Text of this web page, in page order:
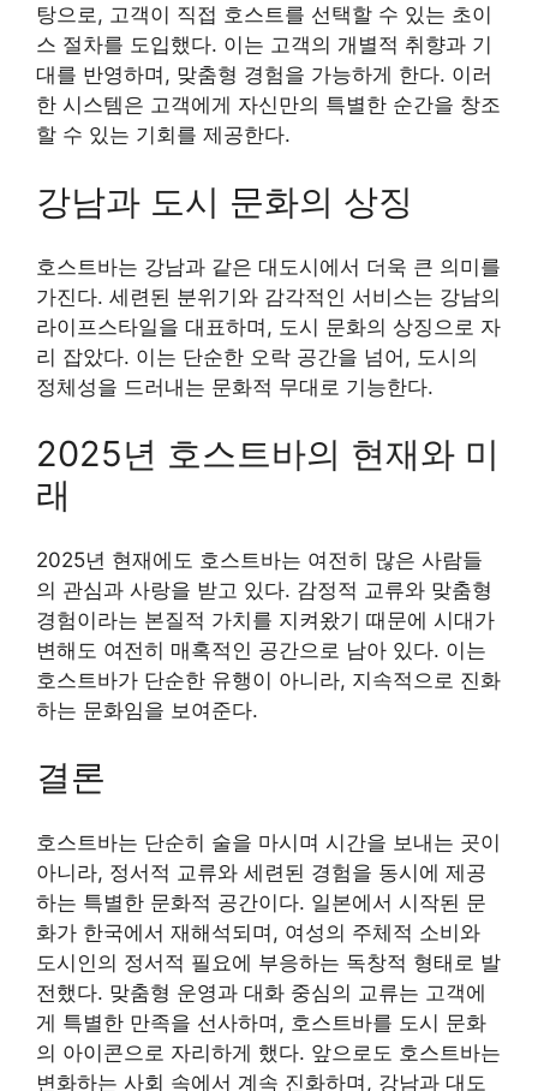
탕으로, 고객이 직접 호스트를 선택할 수 있는 초이
스 절차를 도입했다. 이는 고객의 개별적 취향과 기
대를 반영하며, 맞춤형 경험을 가능하게 한다. 이러
한 시스템은 고객에게 자신만의 특별한 순간을 창조
할 수 있는 기회를 제공한다.
강남과 도시 문화의 상징
호스트바는 강남과 같은 대도시에서 더욱 큰 의미를
가진다. 세련된 분위기와 감각적인 서비스는 강남의
라이프스타일을 대표하며, 도시 문화의 상징으로 자
리 잡았다. 이는 단순한 오락 공간을 넘어, 도시의
정체성을 드러내는 문화적 무대로 기능한다.
2025년 호스트바의 현재와 미
래
2025년 현재에도 호스트바는 여전히 많은 사람들
의 관심과 사랑을 받고 있다. 감정적 교류와 맞춤형
경험이라는 본질적 가치를 지켜왔기 때문에 시대가
변해도 여전히 매혹적인 공간으로 남아 있다. 이는
호스트바가 단순한 유행이 아니라, 지속적으로 진화
하는 문화임을 보여준다.
결론
호스트바는 단순히 술을 마시며 시간을 보내는 곳이
아니라, 정서적 교류와 세련된 경험을 동시에 제공
하는 특별한 문화적 공간이다. 일본에서 시작된 문
화가 한국에서 재해석되며, 여성의 주체적 소비와
도시인의 정서적 필요에 부응하는 독창적 형태로 발
전했다. 맞춤형 운영과 대화 중심의 교류는 고객에
게 특별한 만족을 선사하며, 호스트바를 도시 문화
의 아이콘으로 자리하게 했다. 앞으로도 호스트바는
변화하는 사회 속에서 계속 진화하며, 강남과 대도